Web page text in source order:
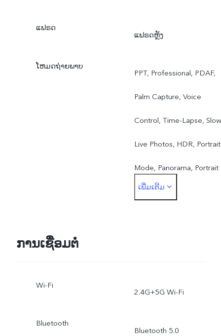
ແຟຣດ
ແຟຣດຫຼັງ
ໂຫມດຖ່າຍພາບ
PPT, Professional, PDAF,
Palm Capture, Voice
Control, Time-Lapse,
Live Photos, HDR, Portrait
Mode, Panorama, Portrait
Bokeh(single front
ເພີ່ມເຕີມ
ການເຊື່ອມຕໍ່
Wi-Fi
2.4G+5G Wi-Fi
Bluetooth
Bluetooth 5.0